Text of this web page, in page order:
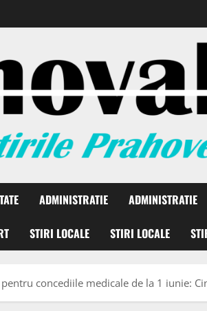
ADMINISTRATIE ADMINISTRATIE
STIRI LOCALE STIRI LOCALE
concediile medicale de la 1 iunie: